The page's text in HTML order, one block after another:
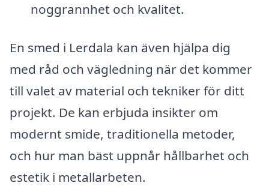
noggrannhet och kvalitet.
En smed i Lerdala kan även hjälpa dig
med råd och vägledning när det kommer
till valet av material och tekniker för ditt
projekt. De kan erbjuda insikter om
modernt smide, traditionella metoder,
och hur man bäst uppnår hållbarhet och
estetik i metallarbeten.